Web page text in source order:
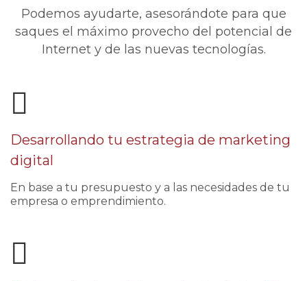
Podemos ayudarte, asesorándote para que
saques el máximo provecho del potencial de
Internet y de las nuevas tecnologías.
Desarrollando tu estrategia de marketing
digital
En base a tu presupuesto y a las necesidades de tu
empresa o emprendimiento.